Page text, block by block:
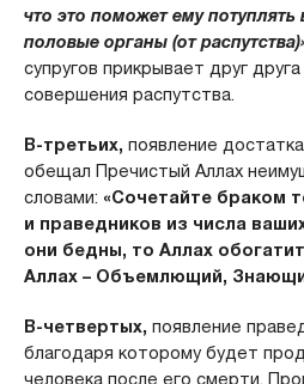
что это поможет ему потуплять
половые органы (от
супругов прикрывает друг
совершения распутства.
В-третьих, появление
обещал Пречистый Аллах
словами: «Сочетайте браком
и праведников из числа
они бедны, то Аллах
Аллах – Объемлющий,
В-четвертых, появление
благодаря которому будет
человека после его смерти.